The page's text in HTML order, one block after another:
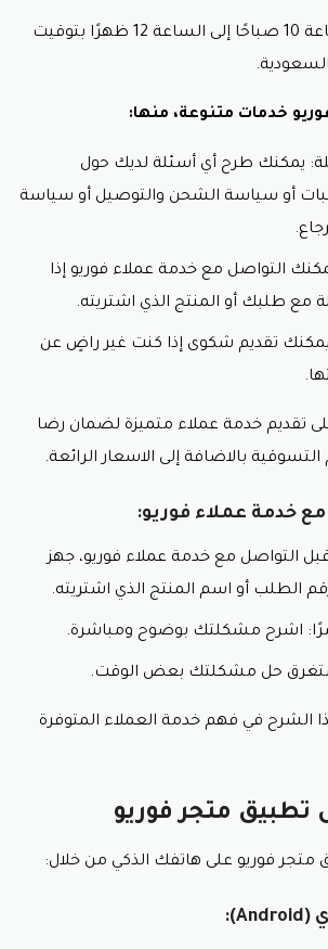
الجمعة: من الساعة 10 صباحًا إلى الساعة 12 ظهرًا بتوقيت
خدمات متنوعة، منها:
يمكنك طرح أي أسئلة لديك حول
أو سياسة الشحن والتوصيل أو سياسة
التواصل مع خدمة عملاء فوريو إذا
طلبك أو المنتج الذي اشتريته.
تقديم شكوى إذا كنت غير راضٍ عن
تقديم خدمة عملاء متميزة لضمان رضا
بالاضافة إلى الاسعار الرائعة.
خدمة عملاء فوريو:
التواصل مع خدمة عملاء فوريو، جهز
الطلب أو اسم المنتج الذي اشتريته.
اشرح مشكلتك بوضوح ومباشرة.
حل مشكلتك بعض الوقت.
الشرح في فهم خدمة العملاء المتوفرة
تطبيق متجر فوريو
فوريو على هاتفك الذكي من خلال: